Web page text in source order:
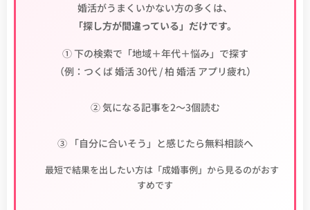
婚活がうまくいかない方の多くは、
「探し方が間違っている」だけです。
① 下の検索で「地域＋年代＋悩み」で探す
（例：つくば 婚活 30代 / 柏 婚活 アプリ疲れ）
② 気になる記事を2〜3個読む
③ 「自分に合いそう」と感じたら無料相談へ
💡 最短で結果を出したい方は「成婚事例」から見るのがおす
すめです